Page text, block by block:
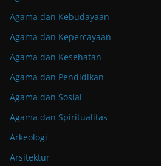
Agama dan Kebudayaan
Agama dan Kepercayaan
Agama dan Kesehatan
Agama dan Pendidikan
Agama dan Sosial
Agama dan Spiritualitas
Arkeologi
Arsitektur